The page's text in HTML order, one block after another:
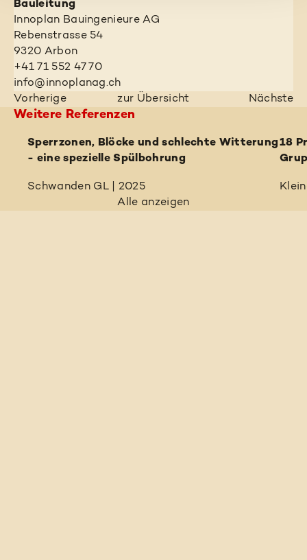
Bauleitung
Innoplan Bauingenieure AG
Rebenstrasse 54
9320 Arbon
+41 71 552 47 70
info@innoplanag.ch
Vorherige
zur Übersicht Nächste
Weitere Referenzen
Sperrzonen, Blöcke und schlechte Witterung
- eine spezielle Spülbohrung
Schwanden GL | 2025
18
Alle anzeigen